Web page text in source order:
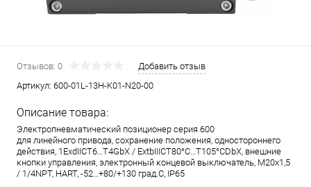
Отзывов: 0
Добавить отзыв
Артикул: 600-01L-13H-K01-N20-00
Описание товара:
Электропневматический позиционер серия 600
для линейного привода, сохранение положения, одностороннего
действия, 1ExdIICT6…T4GbX / ExtbIIICT80°C…T105°CDbX, внешние
кнопки управления, электронный концевой выключатель, M20x1,5
/ 1/4NPT, HART, -52…+80/+130 град.С, IP65